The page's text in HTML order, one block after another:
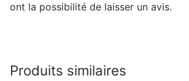
ont la possibilité de laisser un avis.
Produits similaires